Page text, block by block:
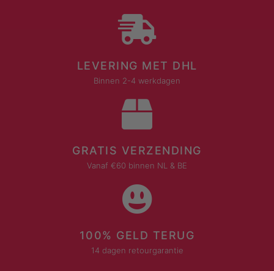
LEVERING MET DHL
Binnen 2-4 werkdagen
GRATIS VERZENDING
Vanaf €60 binnen NL & BE
100% GELD TERUG
14 dagen retourgarantie